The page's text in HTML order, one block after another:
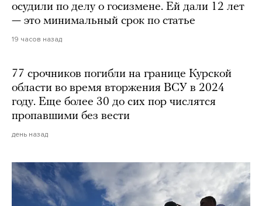
осудили по делу о госизмене. Ей дали 12 лет
— это минимальный срок по статье
19 часов назад
77 срочников погибли на границе Курской
области во время вторжения ВСУ в 2024
году. Еще более 30 до сих пор числятся
пропавшими без вести
день назад